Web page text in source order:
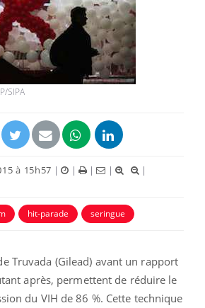
SIPA
à 15h57 | | | |
|
hit-parade seringue
Truvada (Gilead) avant un rapport
après, permettent de réduire le
du VIH de 86 %. Cette technique